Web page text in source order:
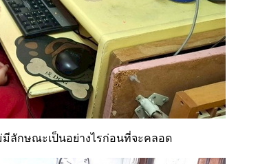
มีลักษณะเป็นอย่างไรก่อนที่จะคลอด